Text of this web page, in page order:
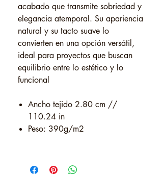
acabado que transmite sobriedad y
elegancia atemporal. Su apariencia
natural y su tacto suave lo
convierten en una opción versátil,
ideal para proyectos que buscan
equilibrio entre lo estético y lo
funcional
Ancho tejido 2.80 cm //
110.24 in
Peso: 390g/m2